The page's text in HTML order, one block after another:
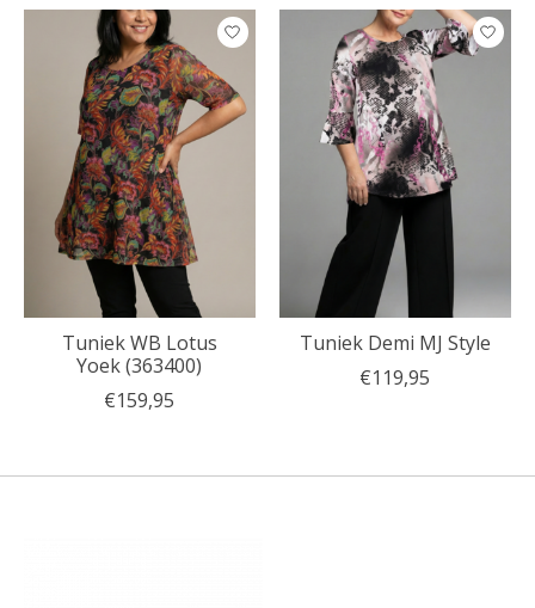
Tuniek WB Lotus
Yoek (363400)
€159,95
Tuniek Demi MJ Style
€119,95